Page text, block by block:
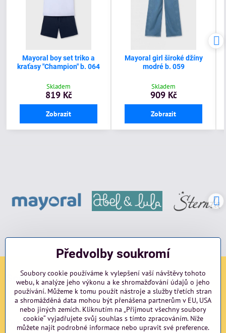
Mayoral boy set triko a
kraťasy "Champion" b. 064
Skladem
819 Kč
Zobrazit
Mayoral girl široké džíny
modré b. 059
Skladem
909 Kč
Zobrazit
Sociální sítě
Facebook Instagram blog
Důležité odkazy
Předvolby soukromí
Soubory cookie používáme k vylepšení vaší návštěvy tohoto
webu, k analýze jeho výkonu a ke shromažďování údajů o jeho
používání. Můžeme k tomu použít nástroje a služby třetích stran
a shromážděná data mohou být přenášena partnerům v EU, USA
nebo jiných zemích. Kliknutím na „Přijmout všechny soubory
cookie“ vyjadřujete svůj souhlas s tímto zpracováním. Níže
můžete najít podrobné informace nebo upravit své preference.